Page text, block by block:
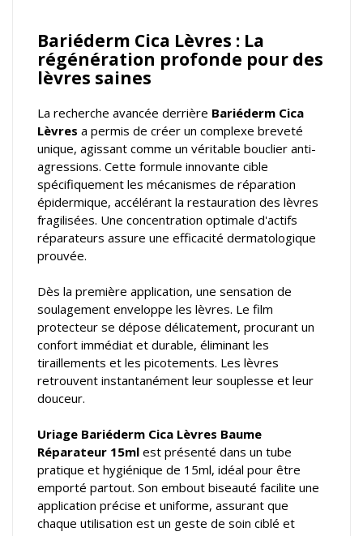
Bariéderm Cica Lèvres : La
régénération profonde pour des
lèvres saines
La recherche avancée derrière Bariéderm Cica
Lèvres a permis de créer un complexe breveté
unique, agissant comme un véritable bouclier anti-
agressions. Cette formule innovante cible
spécifiquement les mécanismes de réparation
épidermique, accélérant la restauration des lèvres
fragilisées. Une concentration optimale d'actifs
réparateurs assure une efficacité dermatologique
prouvée.
Dès la première application, une sensation de
soulagement enveloppe les lèvres. Le film
protecteur se dépose délicatement, procurant un
confort immédiat et durable, éliminant les
tiraillements et les picotements. Les lèvres
retrouvent instantanément leur souplesse et leur
douceur.
Uriage Bariéderm Cica Lèvres Baume
Réparateur 15ml est présenté dans un tube
pratique et hygiénique de 15ml, idéal pour être
emporté partout. Son embout biseauté facilite une
application précise et uniforme, assurant que
chaque utilisation est un geste de soin ciblé et